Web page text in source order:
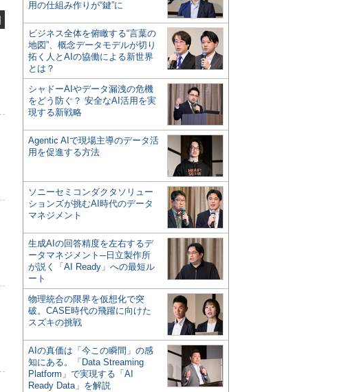
用の仕組み作りが“鍵”に
ビジネス全体を俯瞰する“言葉の
地図”、概念データモデルが切り
拓く人とAIの協働による新世界
とは？
シャドーAIやデータ漏洩の危機
をどう防ぐ？ 安全なAI活用を実
現する新戦略
Agentic AIで現場主導のデータ活
用を促進する方法
ソニーセミコンダクタソリュー
ションズが挑むAI時代のデータ
マネジメント
生成AIの回答精度を左右するデ
ータマネジメント─日立製作所
が説く「AI Ready」への最短ル
ート
物理統合の限界を仮想化で突
破。CASE時代の飛躍に向けた
スズキの挑戦
AIの真価は「今この瞬間」の感
知にある。「Data Streaming
Platform」で実現する「AI
Ready Data」を解説